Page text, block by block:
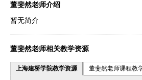
董斐然老师介绍
暂无简介
董斐然老师相关教学资源
上海建桥学院教学资源 董斐然老师课程教